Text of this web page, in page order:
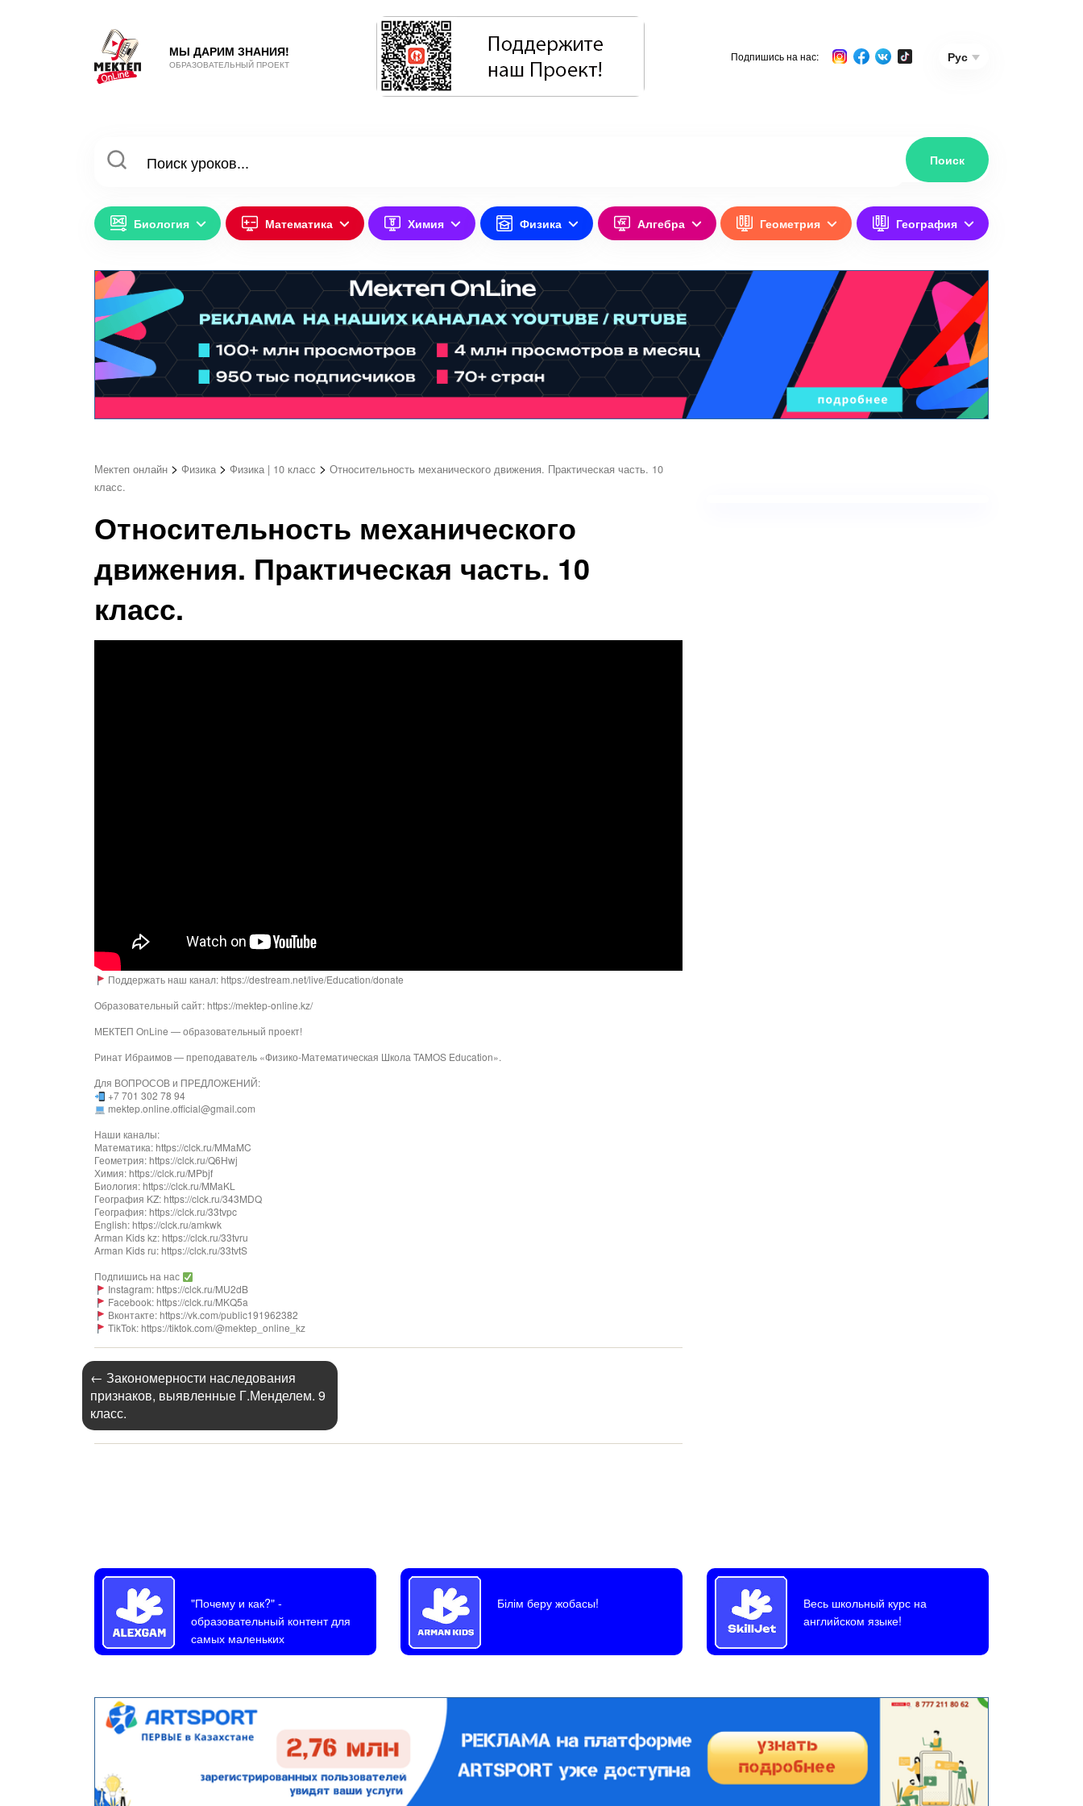
МЫ ДАРИМ ЗНАНИЯ!
ОБРАЗОВАТЕЛЬНЫЙ ПРОЕКТ
Подпишись на нас: Рус
Биология Математика Химия Физика Алгебра Геометрия География
Мектеп онлайн > Физика > Физика | 10 класс > Относительность механического движения. Практическая часть. 10
класс.
Относительность механического
движения. Практическая часть. 10
класс.
Поддержать наш канал: https://destream.net/live/Education/donate
Образовательный сайт: https://mektep-online.kz/
МЕКТЕП OnLine — образовательный проект!
Ринат Ибраимов — преподаватель «Физико-Математическая Школа TAMOS Education».
Для ВОПРОСОВ и ПРЕДЛОЖЕНИЙ:
+7 701 302 78 94
mektep.online.official@gmail.com
Наши каналы:
Математика: https://clck.ru/MMaMC
Геометрия: https://clck.ru/Q6Hwj
Химия: https://clck.ru/MPbjf​
Биология: https://clck.ru/MMaKL​​​​​​
География KZ: https://clck.ru/343MDQ
География: https://clck.ru/33tvpc
English: https://clck.ru/amkwk
Arman Kids kz: https://clck.ru/33tvru
Arman Kids ru: https://clck.ru/33tvtS
Подпишись на нас
Instagram: https://clck.ru/MU2dB
Facebook: https://clck.ru/MKQ5a
Вконтакте: https://vk.com/public191962382
TikTok: https://tiktok.com/@mektep_online_kz
← Закономерности наследования
признаков, выявленные Г.Менделем. 9
класс.
"Почему и как?"-
образовательный контент для
самых маленьких
Білім беру жобасы!
Весь школьный курс на
английском языке!